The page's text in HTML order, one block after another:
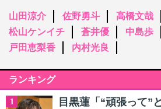
山田涼介 佐野勇斗 高橋文哉
松山ケンイチ
蒼井優 中島歩
戸田恵梨香
内村光良
ランキング
1
目黒蓮「“頑張って”